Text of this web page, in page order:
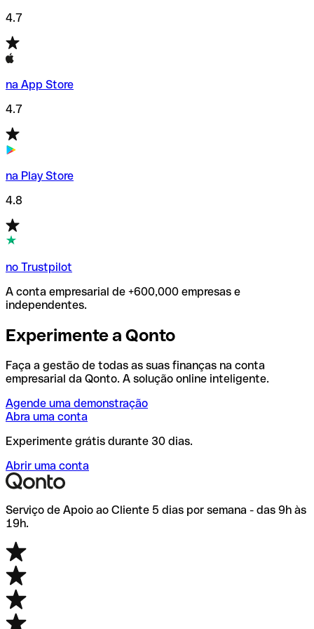
4.7
na App Store
4.7
na Play Store
4.8
no Trustpilot
A conta empresarial de +600,000 empresas e
independentes.
Experimente a Qonto
Faça a gestão de todas as suas finanças na conta
empresarial da Qonto. A solução online inteligente.
Agende uma demonstração
Abra uma conta
Experimente grátis durante 30 dias.
Abrir uma conta
Serviço de Apoio ao Cliente 5 dias por semana - das 9h às
19h.